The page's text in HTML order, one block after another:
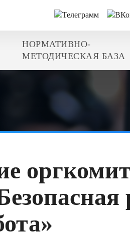
НОРМАТИВНО-
МЕТОДИЧЕСКАЯ БАЗА